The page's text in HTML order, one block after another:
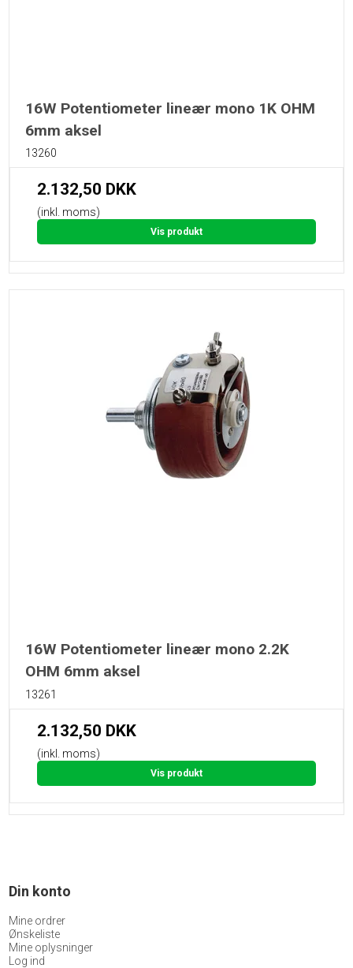
16W Potentiometer lineær mono 1K OHM
6mm aksel
13260
2.132,50 DKK
(inkl. moms)
Vis produkt
16W Potentiometer lineær mono 2.2K
OHM 6mm aksel
13261
2.132,50 DKK
(inkl. moms)
Vis produkt
Din konto
Mine ordrer
Ønskeliste
Mine oplysninger
Log ind